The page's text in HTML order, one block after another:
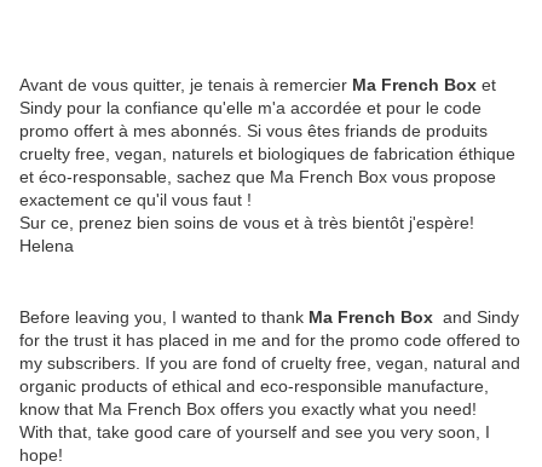
Avant de vous quitter, je tenais à remercier Ma French Box et
Sindy pour la confiance qu'elle m'a accordée et pour le code
promo offert à mes abonnés. Si vous êtes friands de produits
cruelty free, vegan, naturels et biologiques de fabrication éthique
et éco-responsable, sachez que Ma French Box vous propose
exactement ce qu'il vous faut !
Sur ce, prenez bien soins de vous et à très bientôt j'espère!
Helena
Before leaving you, I wanted to thank Ma French Box and Sindy
for the trust it has placed in me and for the promo code offered to
my subscribers. If you are fond of cruelty free, vegan, natural and
organic products of ethical and eco-responsible manufacture,
know that Ma French Box offers you exactly what you need!
With that, take good care of yourself and see you very soon, I
hope!